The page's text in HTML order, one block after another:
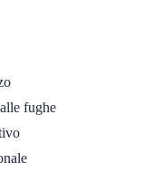
fughe